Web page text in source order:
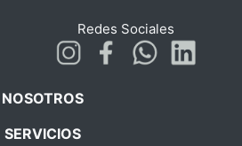
Redes Sociales
NOSOTROS
SERVICIOS